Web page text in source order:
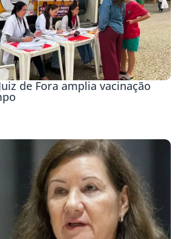
de Fora amplia vacinação